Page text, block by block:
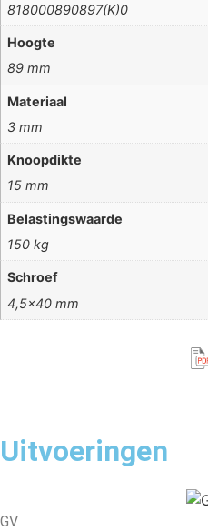
818000890897(K)0
Hoogte
89 mm
Materiaal
3 mm
Knoopdikte
15 mm
Belastingswaarde
150 kg
Schroef
4,5×40 mm
Uitvoeringen
GV